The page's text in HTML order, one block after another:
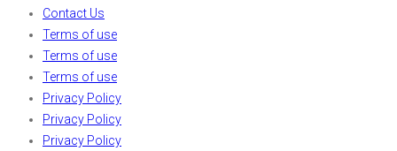
Contact Us
Terms of use
Terms of use
Terms of use
Privacy Policy
Privacy Policy
Privacy Policy